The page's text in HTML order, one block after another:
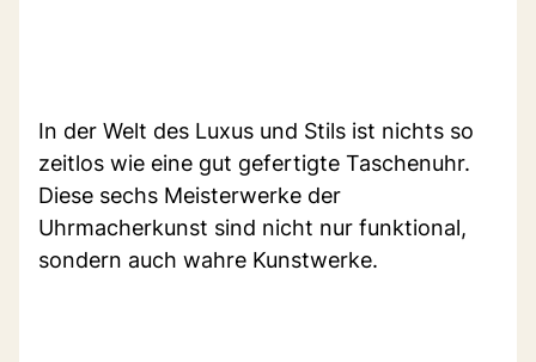
In der Welt des Luxus und Stils ist nichts so
zeitlos wie eine gut gefertigte Taschenuhr.
Diese sechs Meisterwerke der
Uhrmacherkunst sind nicht nur funktional,
sondern auch wahre Kunstwerke.